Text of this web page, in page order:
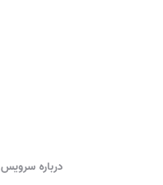
درباره سرویس